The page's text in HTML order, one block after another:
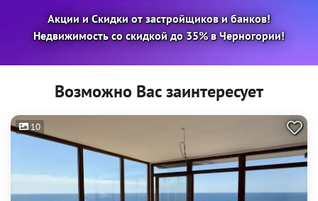
Акции и Скидки от застройщиков и банков!
Недвижимость со скидкой до 35% в Черногории!
Возможно Вас заинтересует
10